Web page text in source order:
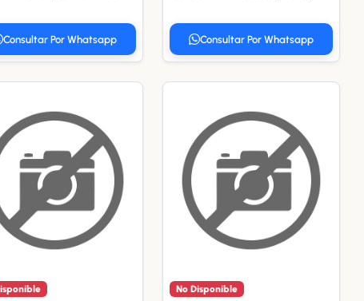
Consultar Por Whatsapp Consultar Por Whatsapp
No Disponible